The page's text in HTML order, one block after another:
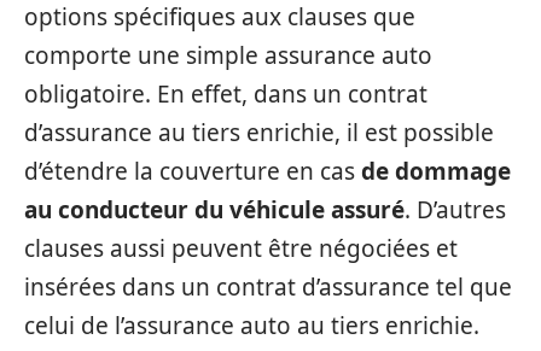
options spécifiques aux clauses que
comporte une simple assurance auto
obligatoire. En effet, dans un contrat
d’assurance au tiers enrichie, il est possible
d’étendre la couverture en casde dommage
au conducteur du véhicule assuré. D’autres
clauses aussi peuvent être négociées et
insérées dans un contrat d’assurance tel que
celui de l’assurance auto au tiers enrichie.